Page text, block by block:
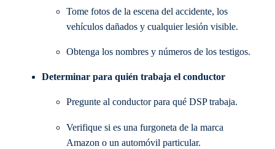
Tome fotos de la escena del accidente, los
vehículos dañados y cualquier lesión visible.
Obtenga los nombres y números de los testigos.
Determinar para quién trabaja el conductor
Pregunte al conductor para qué DSP trabaja.
Verifique si es una furgoneta de la marca
Amazon o un automóvil particular.